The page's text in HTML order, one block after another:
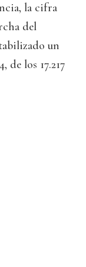
la cifra
del
un
de los 17.217